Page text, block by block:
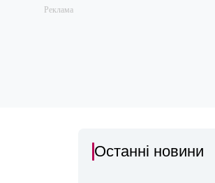
Останні новини